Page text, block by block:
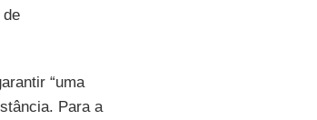
de
“uma
Para a